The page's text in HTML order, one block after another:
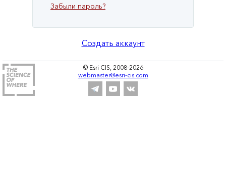
Забыли пароль?
Создать аккаунт
© Esri CIS, 2008-2026
webmaster@esri-cis.com